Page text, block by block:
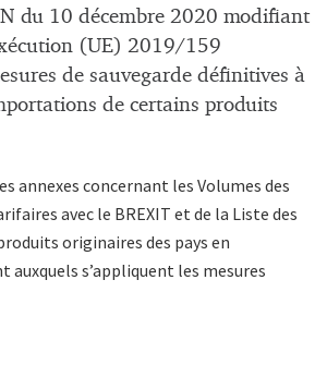
du 10 décembre 2020 modifiant
(UE) 2019/159
de sauvegarde définitives à
de certains produits
annexes concernant les Volumes des
avec le BREXIT et de la Liste des
originaires des pays en
auxquels s’appliquent les mesures